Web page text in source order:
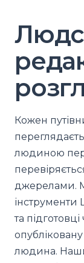
Кожен
людиною
джерелами.
та
людина.